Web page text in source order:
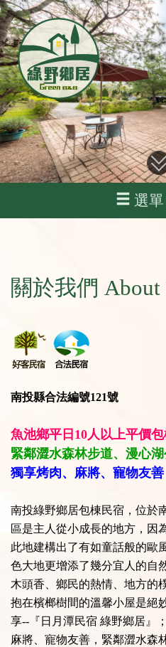
選單
關於我們 About
南投縣合法編號121號
魚池鄉平日10人以上平價
緊鄰澀水森林步道、漫心湖
獨享烤肉、麻將、寵物友善
南投綠野鄉居包棟民宿，位於
區是主人從小成長的地方，因
此地建構出了有如童話般的歐
色大地更增添了幾分宜人的自
木頭香、鄉民的熱情、地方的
抱在檳榔樹間的溫馨小屋是絕
享--『日月潭民宿 綠野鄉居』
麻將、寵物友善，緊鄰澀水森